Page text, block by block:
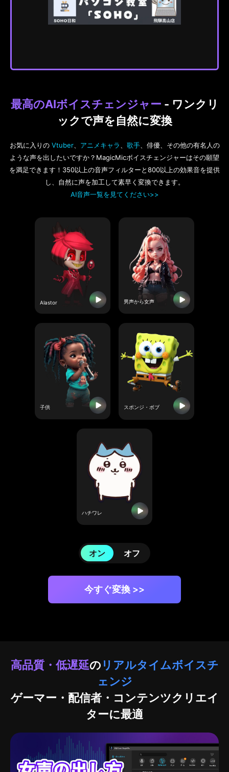
最高のAIボイスチェンジャー - ワンクリ
ックで声を自然に変換
お気に入りの Vtuber、 アニメキャラ 歌手、俳優、その他の有名人の
ような声を出したいですか？MagicMicボイスチェンジャーはその願望
を満足できます！350以上の音声フィルターと800以上の効果音を提供
し、自然に声を加工して素早く変換できます。
AI音声一覧を見てください>>
Alastor 男声から女声
子供 スポンジ・ボブ
ハチワレ
オン オフ
今すぐ変換 >>
高品質・低遅延の リアルタイムボイスチ
ェンジ
ゲーマー・配信者・コンテンツクリエイ
ターに最適